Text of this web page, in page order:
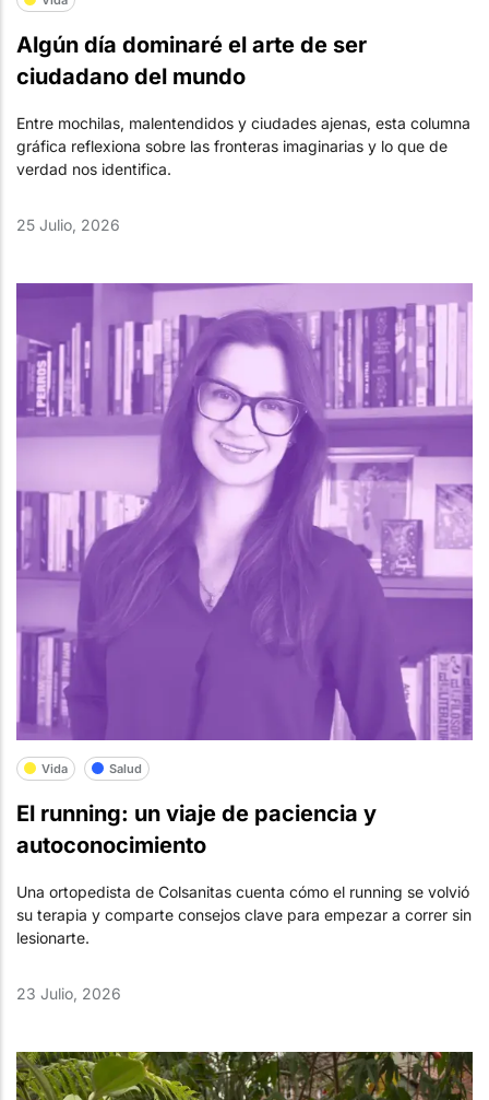
Algún día dominaré el arte de ser
ciudadano del mundo
Entre mochilas, malentendidos y ciudades ajenas, esta columna
gráfica reflexiona sobre las fronteras imaginarias y lo que de
verdad nos identifica.
25 Julio, 2026
Vida Salud
El running: un viaje de paciencia y
autoconocimiento
Una ortopedista de Colsanitas cuenta cómo el running se volvió
su terapia y comparte consejos clave para empezar a correr sin
lesionarte.
23 Julio, 2026